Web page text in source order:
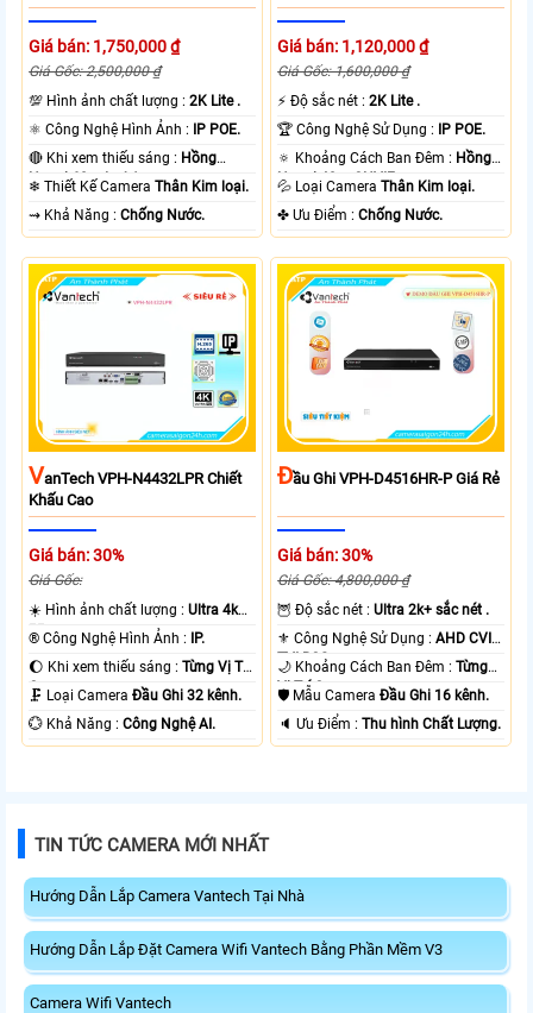
Giá bán: 1,750,000 ₫
Giá Gốc: 2,500,000 ₫
💯 Hình ảnh chất lượng :2K Lite .
⚛️ Công Nghệ Hình Ảnh :
IP POE.
🔴 Khi xem thiếu sáng : Hồng
Ngoại 60m Led Array.
❄ Thiết Kế CameraThân Kim loại.
️⇝ Khả Năng :Chống Nước.
Giá bán: 1,120,000 ₫
Giá Gốc: 1,600,000 ₫
️⚡ Độ sắc nét :2K Lite .
🏆 Công Nghệ Sử Dụng :
IP POE.
🔅 Khoảng Cách Ban Đêm : Hồng
Ngoại 40m ONVIF.
💦 Loại CameraThân Kim loại.
️✤ Ưu Điểm :Chống Nước.
VAnTech VPH-N4432LPR Chiết
Khấu Cao
Giá bán: 30%
Giá Gốc:
☀️ Hình ảnh chất lượng :Ultra 4k
👍🏾 .
®️ Công Nghệ Hình Ảnh : IP.
🌔 Khi xem thiếu sáng :Từng Vị Trí
Camera .
🗜️ Loại CameraĐầu Ghi 32 kênh.
️💮 Khả Năng :Công Nghệ AI.
ĐẦu Ghi VPH-D4516HR-P Giá Rẻ
Giá bán: 30%
Giá Gốc: 4,800,000 ₫
🦉 Độ sắc nét :Ultra 2k+ sắc nét .
⚜️ Công Nghệ Sử Dụng :AHD CVI
TVI BCS.
🌙 Khoảng Cách Ban Đêm :Từng
Vị Trí Camera .
🛡 Mẫu CameraĐầu Ghi 16 kênh.
️🔈 Ưu Điểm :Thu hình Chất Lượng.
TIN TỨC CAMERA MỚI NHẤT
Hướng Dẫn Lắp Camera Vantech Tại Nhà
Hướng Dẫn Lắp Đặt Camera Wifi Vantech Bằng Phần Mềm V3
Camera Wifi Vantech